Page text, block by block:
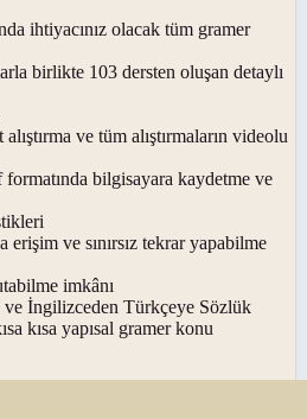
ihtiyacınız olacak tüm gramer
birlikte 103 dersten oluşan detaylı
ve tüm alıştırmaların videolu
formatında bilgisayara kaydetme ve
erişim ve sınırsız tekrar yapabilme
imkânı
İngilizceden Türkçeye Sözlük
kısa yapısal gramer konu